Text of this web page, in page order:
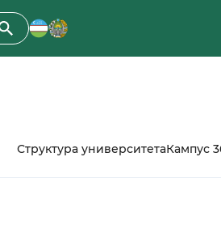
Структура университетаКампус